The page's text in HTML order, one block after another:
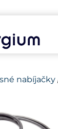
nabíjačky